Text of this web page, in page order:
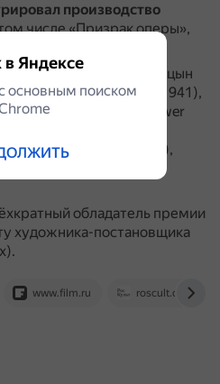
производство
числе «Призрак оперы»,
над которыми Голицын
«Оскар»: «Sundown» (1941),
Climax» (1944), «Flower
of Mink» (1962),
Modern Millie» (1967),
(1970),
обладатель премии
художника-постановщика
www.film.ru roscult.org
в Яндексе
основным поиском